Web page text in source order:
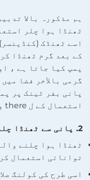
ہم مذکورہ بالا
ٹھنڈا ہوا چلر
اسے ٹھنڈک
کے بعد گرم ٹھنڈا
پمپ کیا جاتا ہے ،
گرمی بالآخر فضا
پانی بفر ٹینک پر
استعمال کے ل there وہاں محفوظ کیا جائے گا۔
2. پانی سے ٹھنڈا چلر کیوں منتخب کریں؟
توانائی استعمال
اسی طرح کی کولنگ